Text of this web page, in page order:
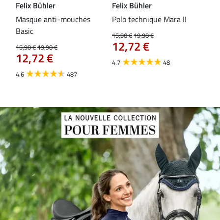
Felix Bühler
Masque anti-mouches
Basic
15,90 €19,90 €
12,72 €
4.6 487
Felix Bühler
Polo technique Mara II
15,90 €19,90 €
12,72 €
4.7 48